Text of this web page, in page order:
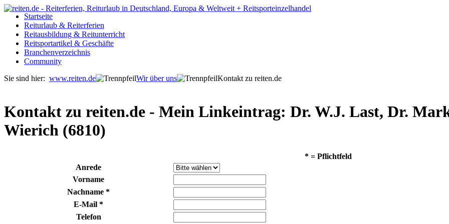
Startseite
Reiturlaub & Reiterferien
Reitausbildung & Reitunterricht
Reitsportartikel & Geschäfte
Branchenverzeichnis
Community
Sie sind hier: www.reiten.de Wir über uns Kontakt zu reiten.de
Kontakt zu reiten.de - Mein Linkeintrag: Dr. W.J. Last, Dr.
Wierich (6810)
*= Pflichtfeld
Anrede
Vorname
Nachname *
E-Mail *
Telefon